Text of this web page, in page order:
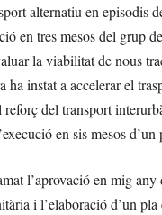
alternatiu en episodis
en tres mesos del grup
la viabilitat de nous
ha instat a accelerar el
del transport
en sis mesos
l’aprovació en mig
i l’elaboració d’un